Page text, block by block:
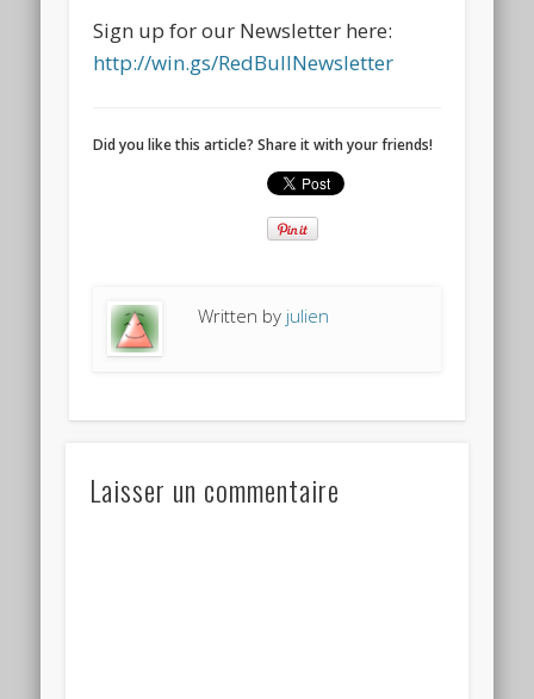
Sign up for our Newsletter here:
http://win.gs/RedBullNewsletter
Did you like this article? Share it with your friends!
Written by julien
Laisser un commentaire